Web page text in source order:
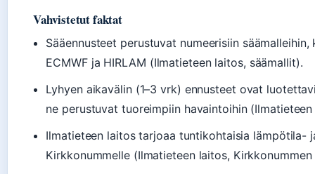
Vahvistetut faktat
Sääennusteet perustuvat numeerisiin säämalleihin,
ECMWF ja HIRLAM (Ilmatieteen laitos, säämallit).
Lyhyen aikavälin (1–3 vrk) ennusteet ovat
ne perustuvat tuoreimpiin havaintoihin
Ilmatieteen laitos tarjoaa tuntikohtaisia lämpötila-
Kirkkonummelle (Ilmatieteen laitos, Kirkkonummen